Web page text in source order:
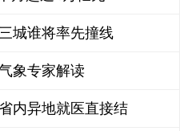
城谁将率先撞线
象专家解读
内异地就医直接结